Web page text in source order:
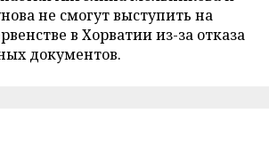
не смогут выступить на
в Хорватии из-за отказа
документов.